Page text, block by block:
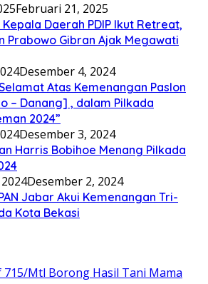
Februari 21, 2025
Daerah PDIP Ikut Retreat,
Prabowo Gibran Ajak Megawati
Desember 4, 2024
Atas Kemenangan Paslon
– Danang] , dalam Pilkada
2024”
Desember 3, 2024
Harris Bobihoe Menang Pilkada
Desember 2, 2024
Jabar Akui Kemenangan Tri-
Kota Bekasi